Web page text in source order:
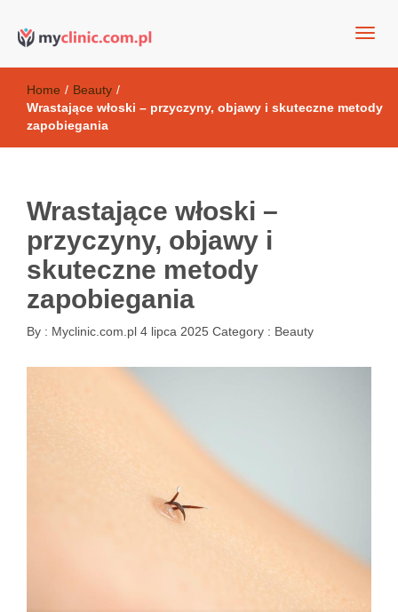
Kosmetyki antyoksydacyjne
Home / Beauty /
Wrastające włoski – przyczyny, objawy i skuteczne metody
zapobiegania
Wrastające włoski –
przyczyny, objawy i
skuteczne metody
zapobiegania
By : Myclinic.com.pl 4 lipca 2025 Category : Beauty